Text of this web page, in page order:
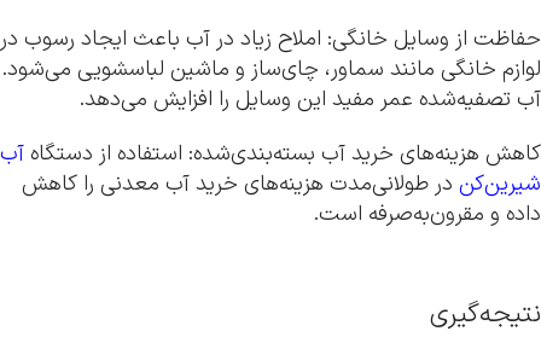
حفاظت از وسایل خانگی: املاح زیاد در آب باعث ایجاد رسوب در
لوازم خانگی مانند سماور، چای‌ساز و ماشین لباسشویی می‌شود.
آب تصفیه‌شده عمر مفید این وسایل را افزایش می‌دهد.
کاهش هزینه‌های خرید آب بسته‌بندی‌شده: استفاده از دستگاه آب
شیرین‌کن در طولانی‌مدت هزینه‌های خرید آب معدنی را کاهش
داده و مقرون‌به‌صرفه است.
نتیجه‌گیری